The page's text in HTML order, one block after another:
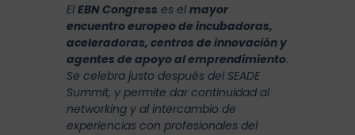
ElEBN Congress es elmayor
encuentro europeo de incubadoras,
aceleradoras, centros de innovación y
agentes de apoyo al emprendimiento.
Se celebra justo después del SEADE
Summit, y permite dar continuidad al
networking y al intercambio de
experiencias con profesionales del